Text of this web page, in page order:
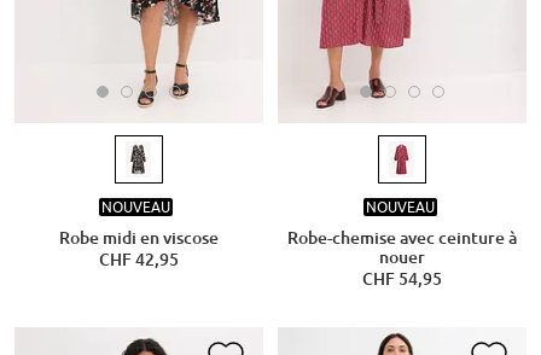
NOUVEAU
Robe midi en viscose
CHF 42,95
NOUVEAU
Robe-chemise avec ceinture à
nouer
CHF 54,95